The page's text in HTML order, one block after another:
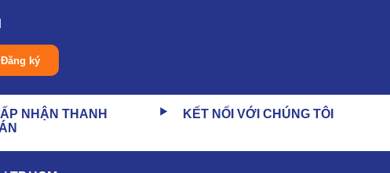
Đăng ký
NHẬN THANH
KẾT NỐI VỚI CHÚNG TÔI